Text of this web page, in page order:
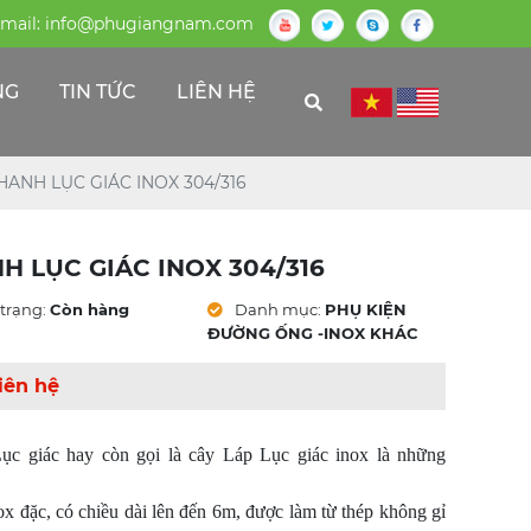
info@phugiangnam.com
TIN TỨC LIÊN HỆ
LỤC GIÁC INOX 304/316
LỤC GIÁC INOX 304/316
Còn hàng Danh mục: PHỤ KIỆN
ĐƯỜNG ỐNG -INOX KHÁC
hệ
giác hay còn gọi là cây Láp Lục giác inox là những
đặc, có chiều dài lên đến 6m, được làm từ thép không gỉ